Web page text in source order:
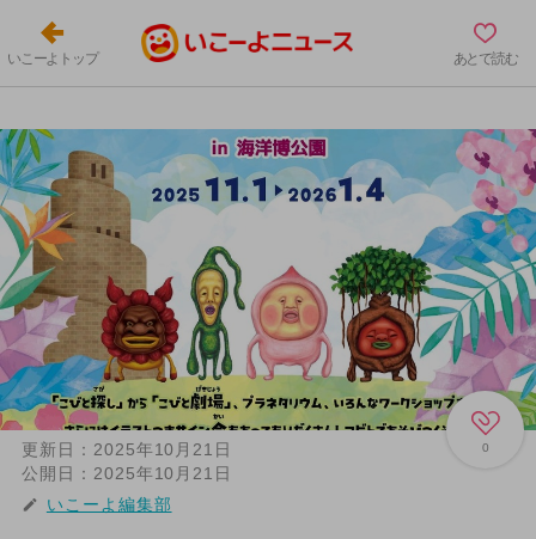
いこーよトップ あとで読む
0
更新日： 2025年10月21日
公開日： 2025年10月21日
いこーよ編集部